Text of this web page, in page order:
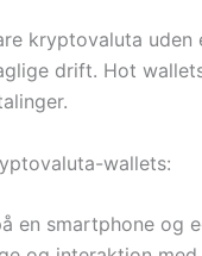
kryptovaluta
drift. Hot
wallets:
en smartphone og